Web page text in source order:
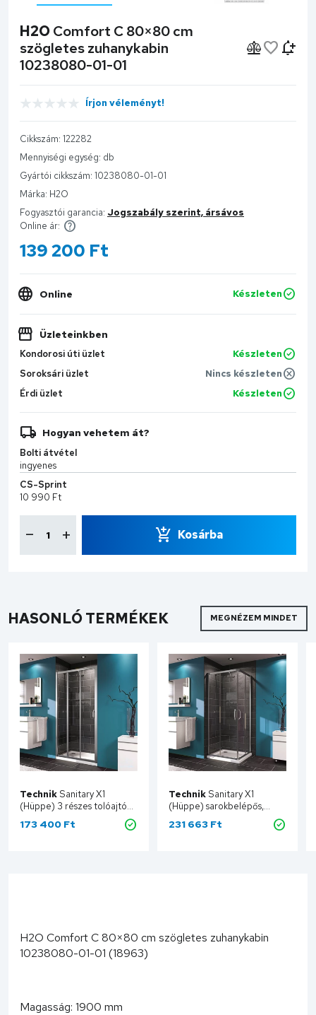
H2OComfort C 80×80 cm
szögletes zuhanykabin
10238080-01-01
Írjon véleményt!
Cikkszám: 122282
Mennyiségi egység: db
Gyártói cikkszám: 10238080-01-01
Márka: H2O
Fogyasztói garancia: Jogszabály szerint, ársávos
Online ár:
139 200 Ft
Online Készleten
Üzleteinkben
Kondorosi úti üzlet
Készleten
Soroksári üzlet
Nincs készleten
Érdi üzlet
Készleten
Hogyan vehetem át?
Bolti átvétel
ingyenes
CS-Sprint
10 990 Ft
Kosárba
HASONLÓ TERMÉKEK MEGNÉZEM MINDET
Technik Sanitary X1
(Hüppe) 3 részes tolóajtó
falfülkébe
szereléshez,fényes ezüst
173 400 Ft
TechnikSanitary X1
(Hüppe) sarokbelépős,
szögletes tolóajtós
zuhanykabin, fényes ezüst
231 663 Ft
H2O Comfort C 80×80 cm szögletes zuhanykabin
10238080-01-01 (18963)
Magasság: 1900 mm